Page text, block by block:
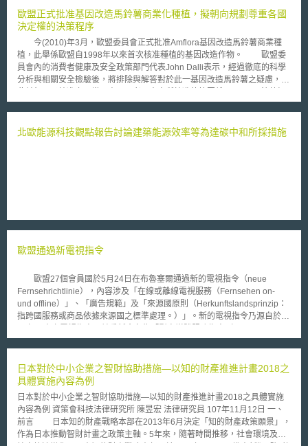
歐盟正式批准基因改造馬鈴薯商業化種植，擬朝向規劃尊重各國
決定權的決策程序
今(2010)年3月，歐盟委員會正式批准Amflora基因改造馬鈴薯商業種
植，此舉係歐盟自1998年以來首次核准種植的基因改造作物。 歐盟委
員會內的消費者健康及安全政策部門代表John Dalli表示，經過徹底的科學
分析與相關安全檢驗後，將排除與解答對於此一基因改造馬鈴薯之疑慮，因
處理過後作為穀物飼料之用，將不會提供作為人類食品使用。此外，未來歐
這將涉及多種歐盟委員會先前所核准的基因改造玉米品種，如MON810、
會員國的決定權，歡迎各界就此提出建議與發表意見，期望由消費者健康及
國於過程中充分反映其立場，並自行決定是否將核准基因改造作物於境內的
北歐能源科技觀點報告討論建築能源效率等為達碳中和所採措施
歐盟通過新電視指令
歐盟27個會員國於5月24日在布魯塞爾通過新的電視指令（neue
Fernsehrichtlinie），內容涉及「在線或離線電視服務（Fernsehen on-
und offline）」、「廣告規範」及「來源國原則（Herkunftslandsprinzip：
指跨國服務或商品依據來源國之標準處理。）」。新的電視指令乃源自於有
Audiovisuelle Mediendienste）」，指令內容包括線上直播節目、近似隨選
verbreitetes Programm）。 約一年半前歐盟就電視指令之規範，如何
種經由網路傳輸之內容適用電視指令、廣告規範及來源國原則等議題加以討
論；不具商業性之私人網站內容，如旅遊紀錄片，則不在本指令適用範圍。
歐洲媒體法研究機構負責人Alexander Scheuer指出，類似YouTube網站，
因其本身提供服務方式不涉及編輯性責任（redaktionelle
Verantowrtung），故亦不在本指令適用範圍內；惟如YouTube將電視頻道
引進其網站，則可能有適用本指令之餘地。Scheuer另外指出如何界定非商
日本對於中小企業之智財協助措施—以知的財產推進計畫2018之
具體實施內容為例
日本對於中小企業之智財協助措施—以知的財產推進計畫2018之具體實施
內容為例 資策會科技法律研究所 陳昱宏 法律研究員 107年11月12日 一、
前言 日本知的財產戰略本部在2013年6月決定「知的財產政策願景」，
作為日本推動智財計畫之政策主軸。5年來，隨著時間推移，社會環境及科